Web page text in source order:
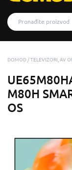
DOMOD TELEVIZORI, AV
M80H
OS